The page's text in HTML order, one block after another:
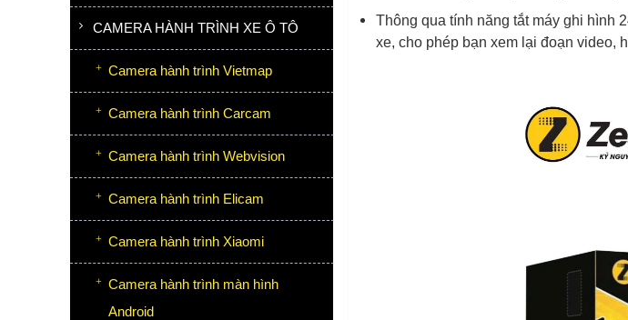
Thông qua tính năng tắt máy ghi hình
xe, cho phép bạn xem lại đoạn video,
CAMERA HÀNH TRÌNH XE Ô TÔ
Camera hành trình Vietmap
Camera hành trình Carcam
Camera hành trình Webvision
Camera hành trình Elicam
Camera hành trình Xiaomi
Camera hành trình màn hình
Android